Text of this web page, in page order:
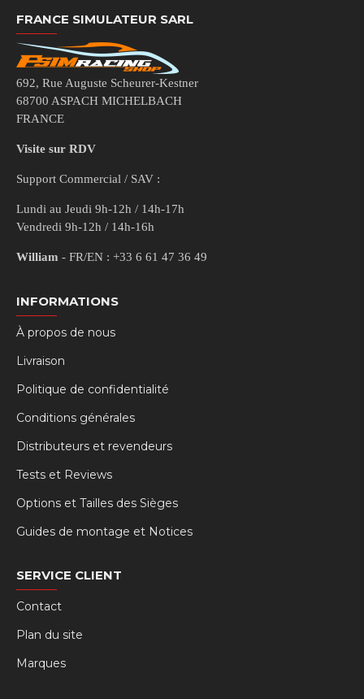
FRANCE SIMULATEUR SARL
692, Rue Auguste Scheurer-Kestner
68700 ASPACH MICHELBACH
FRANCE
Visite sur RDV
Support Commercial / SAV :
Lundi au Jeudi 9h-12h / 14h-17h
Vendredi 9h-12h / 14h-16h
William - FR/EN : +33 6 61 47 36 49
INFORMATIONS
À propos de nous
Livraison
Politique de confidentialité
Conditions générales
Distributeurs et revendeurs
Tests et Reviews
Options et Tailles des Sièges
Guides de montage et Notices
SERVICE CLIENT
Contact
Plan du site
Marques